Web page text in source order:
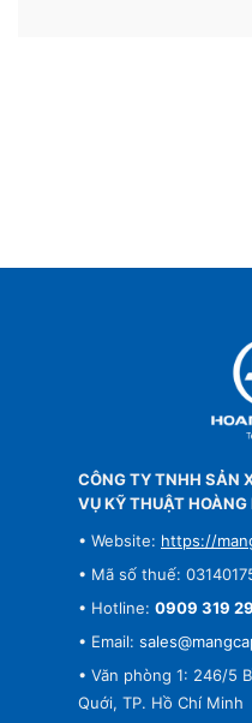
CÔNG TY TNHH SẢN
VỤ KỸ THUẬT HOÀNG
• Website: https://
• Mã số thuế:
• Hotline: 0909 319
• Email:
• Văn phòng 1: 246/5
Quới, TP. Hồ Chí Minh